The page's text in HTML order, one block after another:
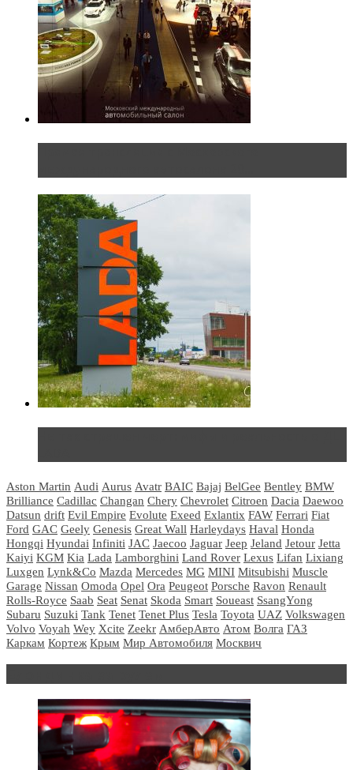
Aston Martin Audi Aurus Avatr BAIC Bajaj BelGee Bentley BMW
Brilliance Cadillac Changan Chery Chevrolet Citroen Dacia Daewoo
Datsun drift Evil Empire Evolute Exeed Exlantix FAW Ferrari Fiat
Ford GAC Geely Genesis Great Wall Harleydays Haval Honda
Hongqi Hyundai Infiniti JAC Jaecoo Jaguar Jeep Jeland Jetour Jetta
Kaiyi KGM Kia Lada Lamborghini Land Rover Lexus Lifan Lixiang
Luxgen Lynk&Co Mazda Mercedes MG MINI Mitsubishi Muscle
Garage Nissan Omoda Opel Ora Peugeot Porsche Ravon Renault
Rolls-Royce Saab Seat Senat Skoda Smart Soueast SsangYong
Subaru Suzuki Tank Tenet Tenet Plus Tesla Toyota UAZ Volkswagen
Volvo Voyah Wey Xcite Zeekr АмберАвто Атом Волга ГАЗ
Каркам Кортеж Крым Мир Автомобиля Москвич